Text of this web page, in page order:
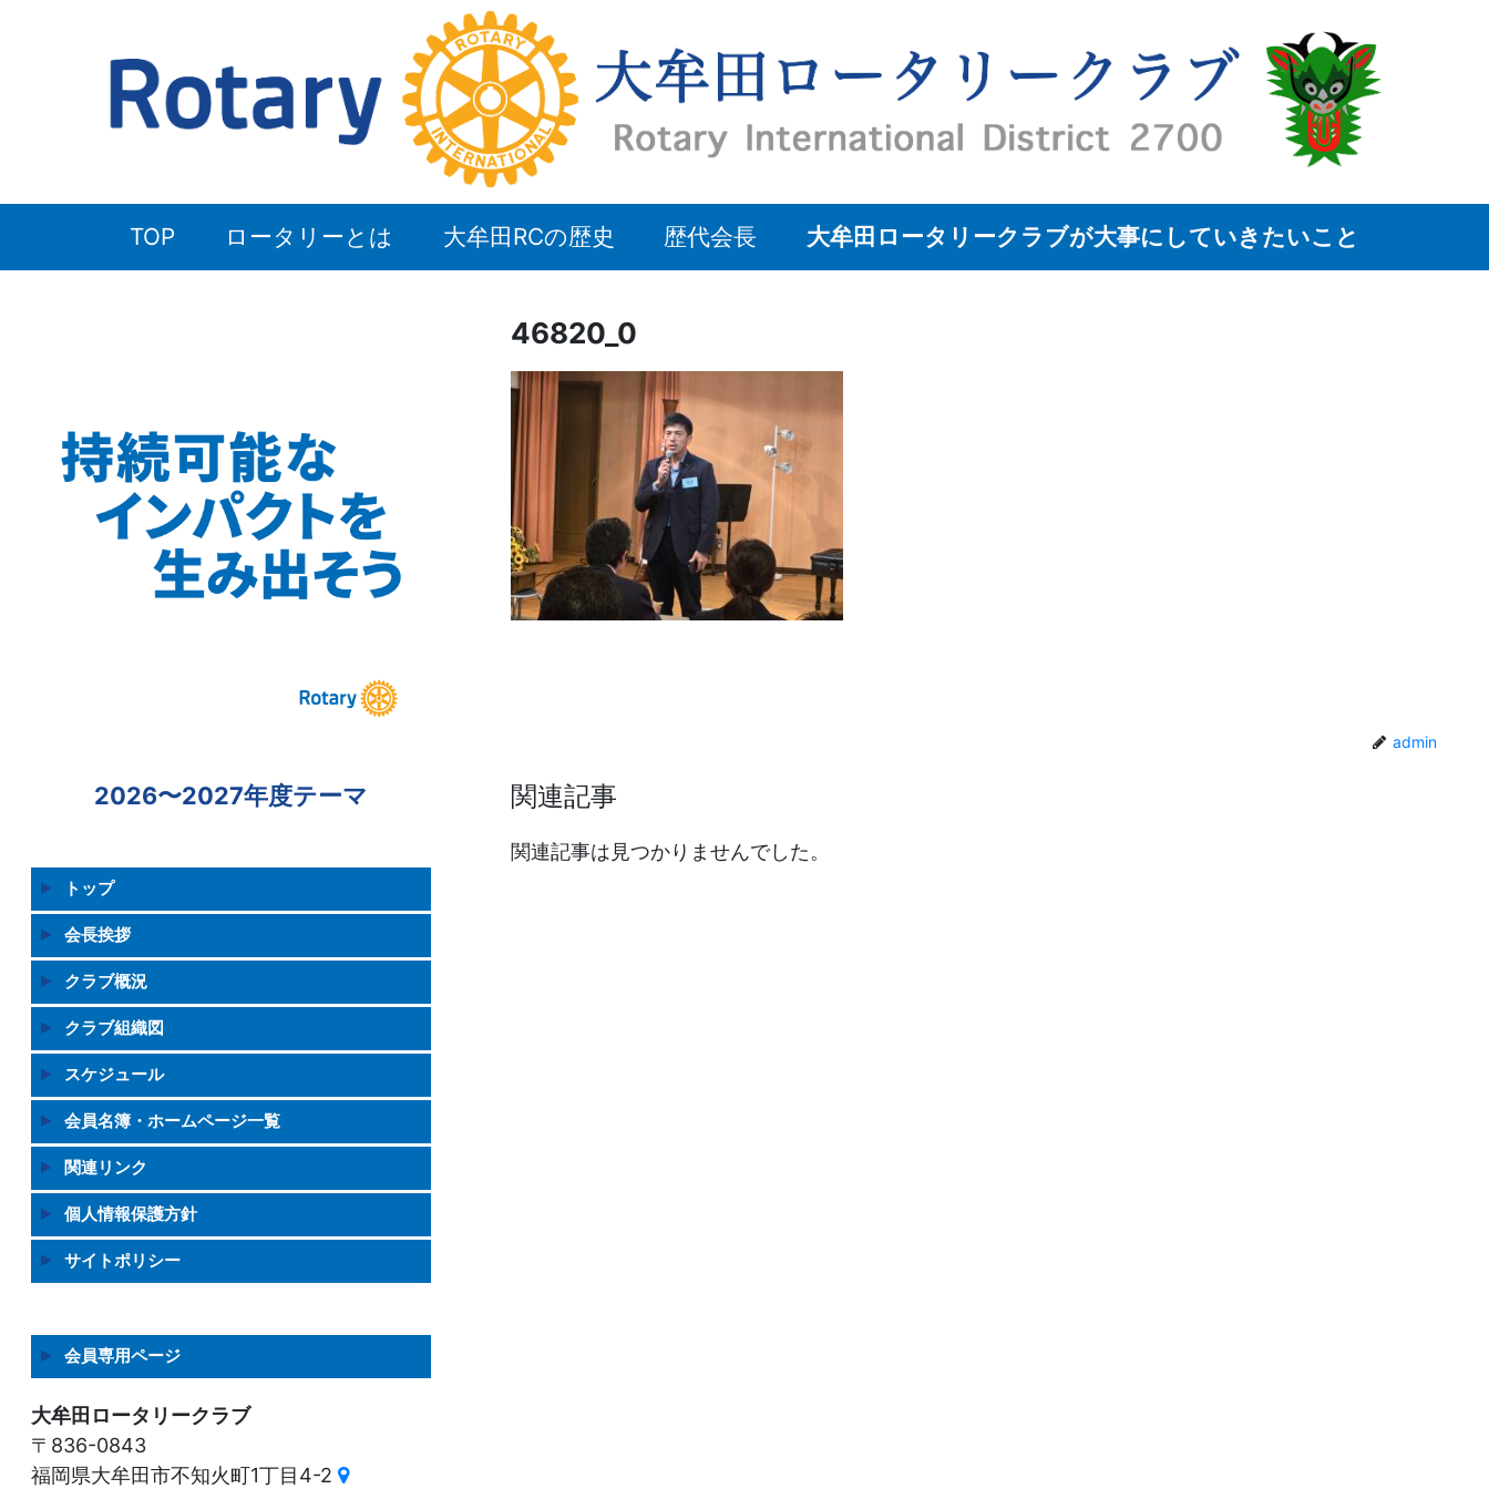
TOP ロータリーとは 大牟田RCの歴史 歴代会長 大牟田ロータリークラブが大事にしていきたいこと
46820_0
admin
関連記事
関連記事は見つかりませんでした。
2026〜2027年度テーマ
トップ
会長挨拶
クラブ概況
クラブ組織図
スケジュール
会員名簿・ホームページ一覧
関連リンク
個人情報保護方針
サイトポリシー
会員専用ページ
大牟田ロータリークラブ
〒836-0843
福岡県大牟田市不知火町1丁目4-2